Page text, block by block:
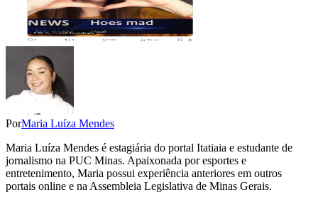
PorMaria Luíza Mendes
Maria Luíza Mendes é estagiária do portal Itatiaia e estudante de
jornalismo na PUC Minas. Apaixonada por esportes e
entretenimento, Maria possui experiência anteriores em outros
portais online e na Assembleia Legislativa de Minas Gerais.